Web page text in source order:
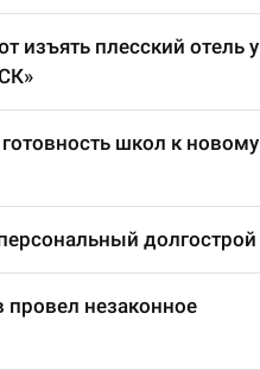
изъять плесский отель у
школ к новому
долгострой
незаконное